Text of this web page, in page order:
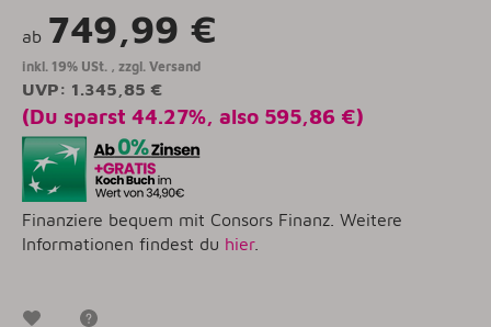
ab 749,99 €
inkl. 19% USt. , zzgl. Versand
UVP: 1.345,85 €
(Du sparst 44.27%, also 595,86 €)
Finanziere bequem mit Consors Finanz. Weitere
Informationen findest du hier.
Wunschzettel